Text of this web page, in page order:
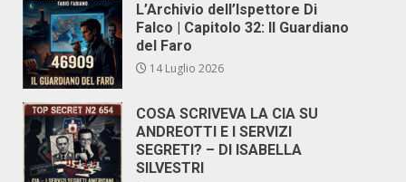
L’Archivio dell’Ispettore Di
Falco | Capitolo 32: Il Guardiano
del Faro
14 Luglio 2026
COSA SCRIVEVA LA CIA SU
ANDREOTTI E I SERVIZI
SEGRETI? – DI ISABELLA
SILVESTRI